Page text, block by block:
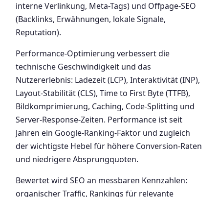
interne Verlinkung, Meta-Tags) und Offpage-SEO
(Backlinks, Erwähnungen, lokale Signale,
Reputation).
Performance-Optimierung verbessert die
technische Geschwindigkeit und das
Nutzererlebnis: Ladezeit (LCP), Interaktivität (INP),
Layout-Stabilität (CLS), Time to First Byte (TTFB),
Bildkomprimierung, Caching, Code-Splitting und
Server-Response-Zeiten. Performance ist seit
Jahren ein Google-Ranking-Faktor und zugleich
der wichtigste Hebel für höhere Conversion-Raten
und niedrigere Absprungquoten.
Bewertet wird SEO an messbaren Kennzahlen:
organischer Traffic, Rankings für relevante